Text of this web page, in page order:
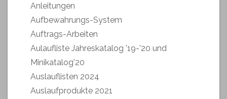
Anleitungen
Aufbewahrungs-System
Auftrags-Arbeiten
Aulaufliste Jahreskatalog '19-'20 und
Minikatalog'20
Auslauflisten 2024
Auslaufprodukte 2021